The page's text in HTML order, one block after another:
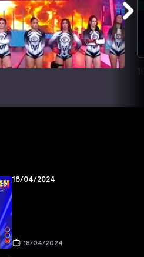
18/04/2024
18/04/2024